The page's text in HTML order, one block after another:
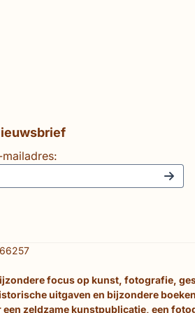
mailadres:
focus op kunst, fotografie,
uitgaven en bijzondere
zeldzame kunstpublicatie, een